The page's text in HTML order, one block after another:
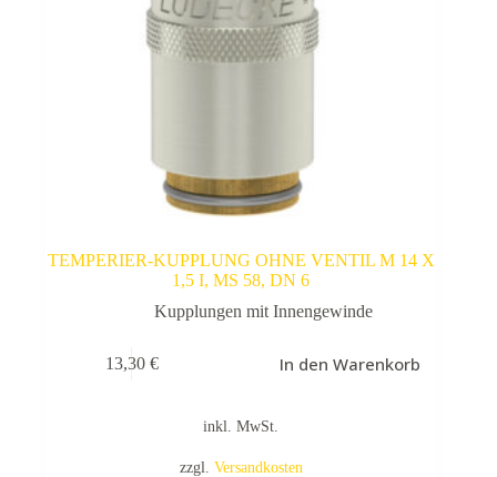
TEMPERIER-KUPPLUNG OHNE VENTIL M 14 X
1,5 I, MS 58, DN 6
Kupplungen mit Innengewinde
13,30 € In den Warenkorb
inkl. MwSt.
zzgl. Versandkosten